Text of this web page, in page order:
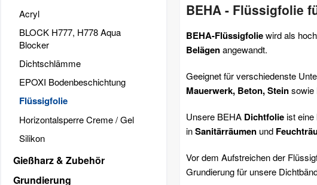
Acryl
BLOCK H777, H778 Aqua
Blocker
Dichtschlämme
EPOXI Bodenbeschichtung
Flüssigfolie
Horizontalsperre Creme / Gel
Silikon
Gießharz & Zubehör
Grundierung
BEHA - Flüssigfolie
BEHA-Flüssigfoliewird als
Belägenangewandt.
Geeignet für verschiedenste
Mauerwerk, Beton, Steinsowie
Unsere BEHA Dichtfolieist eine
inSanitärräumen und
Vor dem Aufstreichen der
Grundierung für unsere